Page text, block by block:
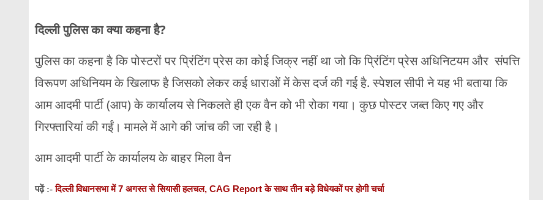
दिल्ली पुलिस का क्या कहना है?
पुलिस का कहना है कि पोस्टरों पर प्रिंटिंग प्रेस का कोई जिक्र नहीं था जो कि प्रिंटिंग प्रेस अधिनिटयम और संपत्ति
विरूपण अधिनियम के खिलाफ है जिसको लेकर कई धाराओं में केस दर्ज की गई है. स्पेशल सीपी ने यह भी बताया कि
आम आदमी पार्टी (आप) के कार्यालय से निकलते ही एक वैन को भी रोका गया। कुछ पोस्टर जब्त किए गए और
गिरफ्तारियां की गईं। मामले में आगे की जांच की जा रही है।
आम आदमी पार्टी के कार्यालय के बाहर मिला वैन
पढ़ें :-दिल्ली विधानसभा में 7 अगस्त से सियासी हलचल, CAG Report के साथ तीन बड़े विधेयकों पर होगी चर्चा